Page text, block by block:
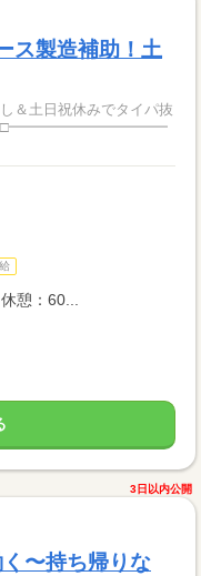
ス製造補助！土
日祝休みでタイパ抜
適♪ ■□━━━━━━━━━━━
憩：60...
3日以内公開
〜持ち帰りな